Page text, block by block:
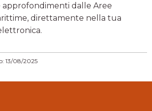
dalle Aree
direttamente nella tua
13/08/2025